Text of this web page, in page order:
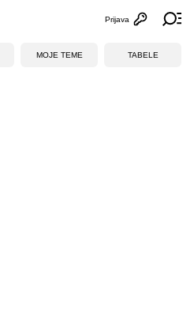
Otvori
Prijava
MOJE TEME TABELE